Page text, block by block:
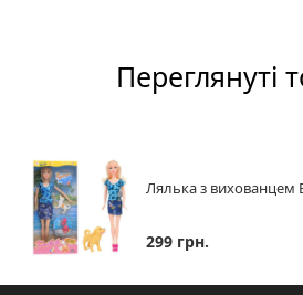
Переглянуті
Лялька з вихованцем
299 грн.